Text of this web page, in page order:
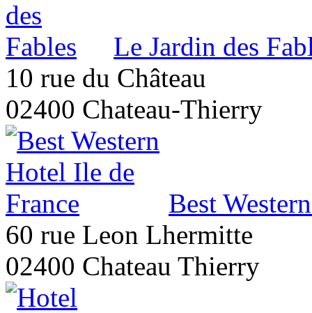
Le Jardin des
10 rue du Château
02400 Chateau-Thierry
Best
60 rue Leon Lhermitte
02400 Chateau Thierry